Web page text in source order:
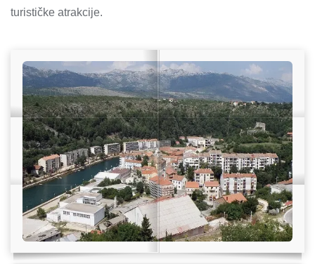
turističke atrakcije.